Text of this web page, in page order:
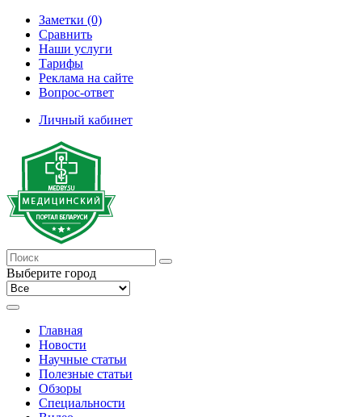
Заметки (0)
Сравнить
Наши услуги
Тарифы
Реклама на сайте
Вопрос-ответ
Личный кабинет
Выберите город
Главная
Новости
Научные статьи
Полезные статьи
Обзоры
Специальности